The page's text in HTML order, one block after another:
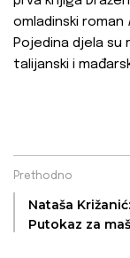
omladinski roman
Pojedina djela su
talijanski i
Prethodno
Nataša Križanić:
Putokaz za